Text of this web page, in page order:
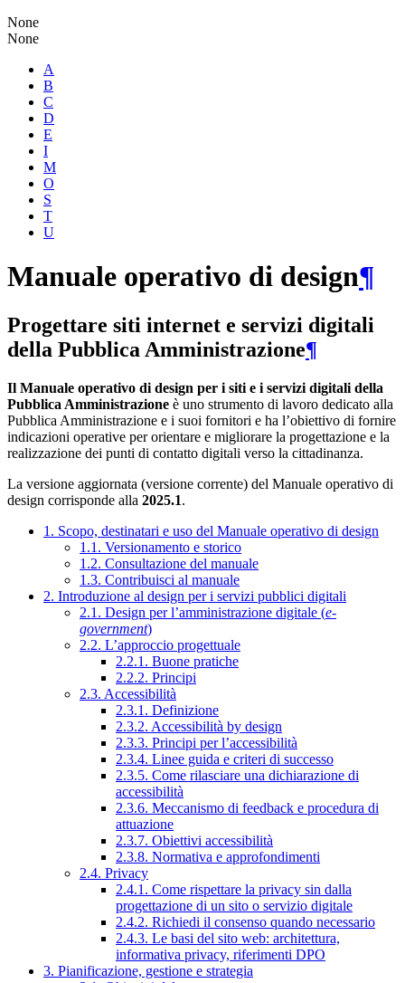
None
None
A
B
C
D
E
I
M
O
S
T
U
Manuale operativo di design¶
Progettare siti internet e servizi digitali
della Pubblica Amministrazione¶
Il Manuale operativo di design per i siti e i servizi digitali della
Pubblica Amministrazione è uno strumento di lavoro dedicato alla
Pubblica Amministrazione e i suoi fornitori e ha l’obiettivo di fornire
indicazioni operative per orientare e migliorare la progettazione e la
realizzazione dei punti di contatto digitali verso la cittadinanza.
La versione aggiornata (versione corrente) del Manuale operativo di
design corrisponde alla 2025.1.
1. Scopo, destinatari e uso del Manuale operativo di design
1.1. Versionamento e storico
1.2. Consultazione del manuale
1.3. Contribuisci al manuale
2. Introduzione al design per i servizi pubblici digitali
2.1. Design per l’amministrazione digitale (e-
government)
2.2. L’approccio progettuale
2.2.1. Buone pratiche
2.2.2. Principi
2.3. Accessibilità
2.3.1. Definizione
2.3.2. Accessibilità by design
2.3.3. Principi per l’accessibilità
2.3.4. Linee guida e criteri di successo
2.3.5. Come rilasciare una dichiarazione di
accessibilità
2.3.6. Meccanismo di feedback e procedura di
attuazione
2.3.7. Obiettivi accessibilità
2.3.8. Normativa e approfondimenti
2.4. Privacy
2.4.1. Come rispettare la privacy sin dalla
progettazione di un sito o servizio digitale
2.4.2. Richiedi il consenso quando necessario
2.4.3. Le basi del sito web: architettura,
informativa privacy, riferimenti DPO
3. Pianificazione, gestione e strategia